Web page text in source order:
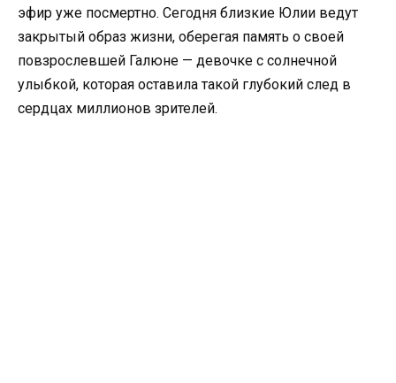
эфир уже посмертно. Сегодня близкие Юлии ведут
закрытый образ жизни, оберегая память о своей
повзрослевшей Галюне — девочке с солнечной
улыбкой, которая оставила такой глубокий след в
сердцах миллионов зрителей.